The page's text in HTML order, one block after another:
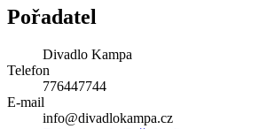
Pořadatel
Divadlo Kampa
Telefon
776447744
E-mail
info@divadlokampa.cz